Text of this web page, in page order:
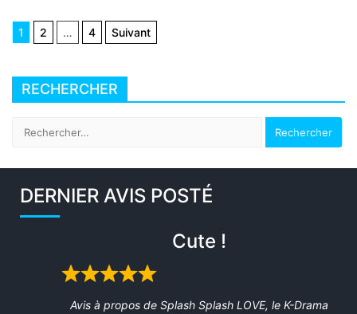
Navigation
articles
1 2 … 4 Suivant
RECHERCHER
DERNIER AVIS POSTÉ
Cute !
Rated
Avis à propos de Splash Splash LOVE, le K-Drama